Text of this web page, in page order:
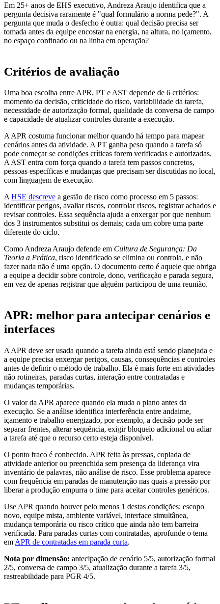
Em 25+ anos de EHS executivo, Andreza Araujo identifica que a
pergunta decisiva raramente é "qual formulário a norma pede?". A
pergunta que muda o desfecho é outra: qual decisão precisa ser
tomada antes da equipe encostar na energia, na altura, no içamento,
no espaço confinado ou na linha em operação?
Critérios de avaliação
Uma boa escolha entre APR, PT e AST depende de 6 critérios:
momento da decisão, criticidade do risco, variabilidade da tarefa,
necessidade de autorização formal, qualidade da conversa de campo
e capacidade de atualizar controles durante a execução.
A APR costuma funcionar melhor quando há tempo para mapear
cenários antes da atividade. A PT ganha peso quando a tarefa só
pode começar se condições críticas forem verificadas e autorizadas.
A AST entra com força quando a tarefa tem passos concretos,
pessoas específicas e mudanças que precisam ser discutidas no local,
com linguagem de execução.
A HSE descreve a gestão de risco como processo em 5 passos:
identificar perigos, avaliar riscos, controlar riscos, registrar achados e
revisar controles. Essa sequência ajuda a enxergar por que nenhum
dos 3 instrumentos substitui os demais; cada um cobre uma parte
diferente do ciclo.
Como Andreza Araujo defende em Cultura de Segurança: Da
Teoria a Prática, risco identificado se elimina ou controla, e não
fazer nada não é uma opção. O documento certo é aquele que obriga
a equipe a decidir sobre controle, dono, verificação e parada segura,
em vez de apenas registrar que alguém participou de uma reunião.
APR: melhor para antecipar cenários e
interfaces
A APR deve ser usada quando a tarefa ainda está sendo planejada e
a equipe precisa enxergar perigos, causas, consequências e controles
antes de definir o método de trabalho. Ela é mais forte em atividades
não rotineiras, paradas curtas, interação entre contratadas e
mudanças temporárias.
O valor da APR aparece quando ela muda o plano antes da
execução. Se a análise identifica interferência entre andaime,
içamento e trabalho energizado, por exemplo, a decisão pode ser
separar frentes, alterar sequência, exigir bloqueio adicional ou adiar
a tarefa até que o recurso certo esteja disponível.
O ponto fraco é conhecido. APR feita às pressas, copiada de
atividade anterior ou preenchida sem presença da liderança vira
inventário de palavras, não análise de risco. Esse problema aparece
com frequência em paradas de manutenção nas quais a pressão por
liberar a produção empurra o time para aceitar controles genéricos.
Use APR quando houver pelo menos 1 destas condições: escopo
novo, equipe mista, ambiente variável, interface simultânea,
mudança temporária ou risco crítico que ainda não tem barreira
verificada. Para paradas curtas com contratadas, aprofunde o tema
em APR de contratadas em parada curta.
Nota por dimensão: antecipação de cenário 5/5, autorização formal
2/5, conversa de campo 3/5, atualização durante a tarefa 3/5,
rastreabilidade para PGR 4/5.